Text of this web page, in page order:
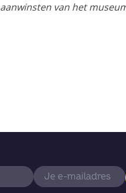
aanwinsten van het